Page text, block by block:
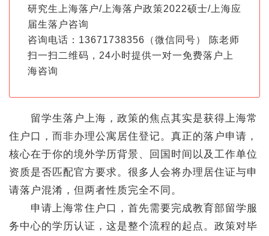
研究生上海落户/上海落户政策2022硕士/上海应
届生落户咨询
咨询电话：13671738356（微信同号） 陈老师
扫一扫二维码，24小时提供一对一免费落户上
海咨询
留学生落户上海，政策的焦点其实是获得上海常
住户口，而非办理公寓居住登记。真正的落户申请，
核心在于你的境外学历背景、回国时间以及工作单位
资质是否匹配官方要求。很多人会将办理居住证与申
请落户混淆，但两者性质完全不同。
申请上海常住户口，首先需要完成教育部留学服
务中心的学历认证，这是整个流程的起点。政策对毕